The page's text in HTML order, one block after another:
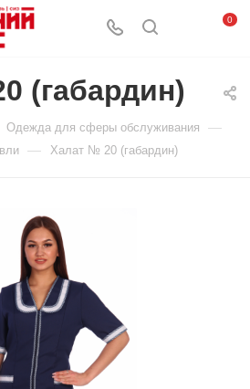
0
(габардин)
Одежда для сферы обслуживания —
— Халат № 20 (габардин)